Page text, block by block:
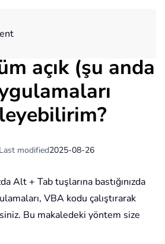
açık (şu anda
Last modified2025-08-26
Alt + Tab tuşlarına bastığınızda
VBA kodu çalıştırarak
Bu makaledeki yöntem size